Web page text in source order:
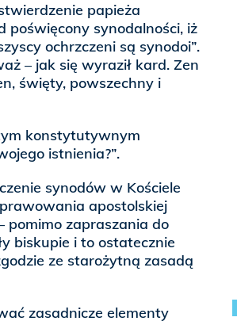
papieża
poświęcony synodalności, iż
ochrzczeni są synodoi”.
– jak się wyraził kard. Zen
święty, powszechny i
tym konstytutywnym
istnienia?”.
synodów w Kościele
apostolskiej
pomimo zapraszania do
biskupie i to ostatecznie
ze starożytną zasadą
zasadnicze elementy